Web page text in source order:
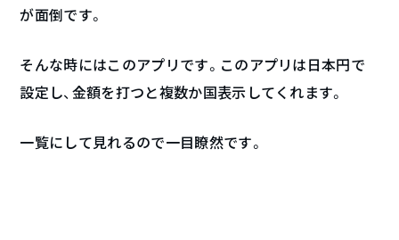
が面倒です。
そんな時にはこのアプリです。このアプリは日本円で
設定し、金額を打つと複数か国表示してくれます。
一覧にして見れるので一目瞭然です。